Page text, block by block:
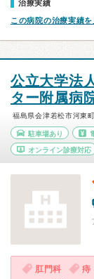
治療実績
この病院の治療実績を
公立大学法
ター附属病
福島県会津若松市河東
駐車場あり
オンライン診療対応
肛門科 痔